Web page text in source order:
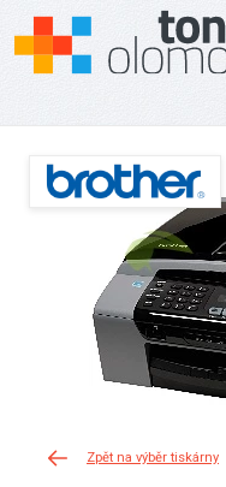
Zpět na výběr tiskárny